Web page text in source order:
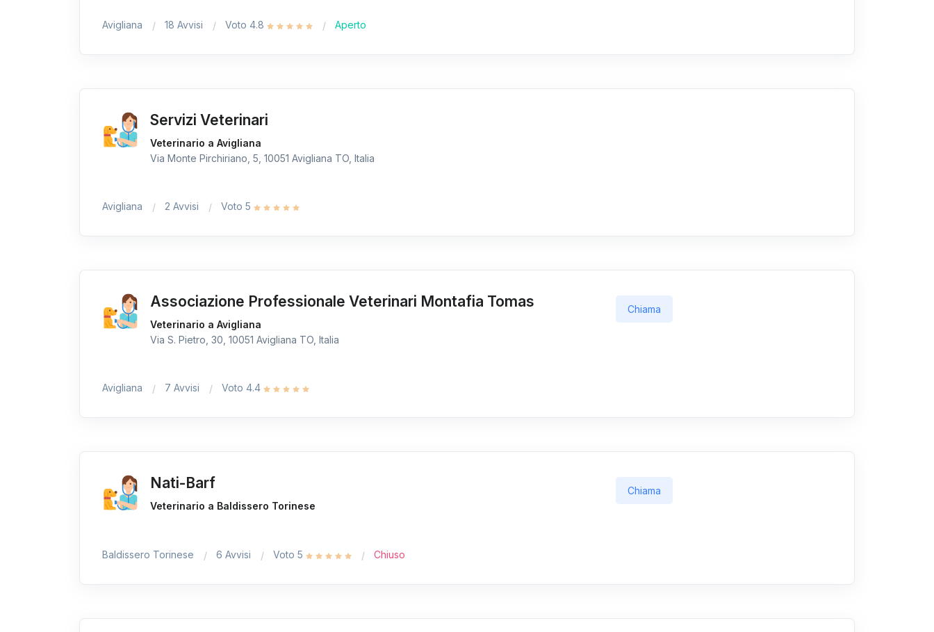
Avigliana 18 Avvisi Voto 4.8 Aperto
Servizi Veterinari
Veterinario a Avigliana
Via Monte Pirchiriano, 5, 10051 Avigliana TO, Italia
Avigliana 2 Avvisi Voto 5
Associazione Professionale Veterinari Montafia Tomas
Veterinario a Avigliana
Via S. Pietro, 30, 10051 Avigliana TO, Italia
Chiama
Avigliana 7 Avvisi Voto 4.4
Nati-Barf
Veterinario a Baldissero Torinese
Chiama
Baldissero Torinese 6 Avvisi Voto 5 Chiuso